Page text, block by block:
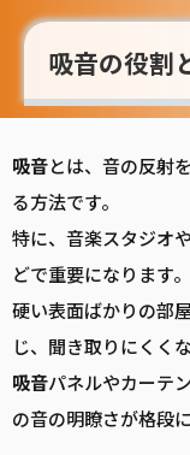
吸音の役割
吸音とは、音の反射
る方法です。
特に、音楽スタジオ
どで重要になります。
硬い表面ばかりの部
じ、聞き取りにくく
吸音パネルやカーテ
の音の明瞭さが格段